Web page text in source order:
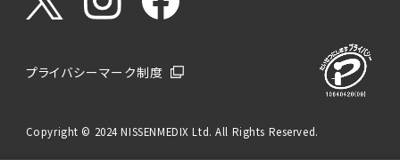
プライバシーマーク制度
Copyright © 2024 NISSENMEDIX Ltd. All Rights Reserved.